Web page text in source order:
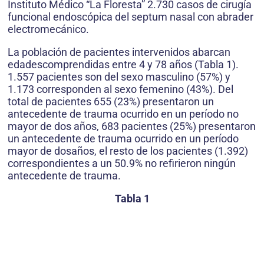
Instituto Médico “La Floresta” 2.730 casos de cirugía
funcional endoscópica del septum nasal con abrader
electromecánico.
La población de pacientes intervenidos abarcan
edadescomprendidas entre 4 y 78 años (Tabla 1).
1.557 pacientes son del sexo masculino (57%) y
1.173 corresponden al sexo femenino (43%). Del
total de pacientes 655 (23%) presentaron un
antecedente de trauma ocurrido en un período no
mayor de dos años, 683 pacientes (25%) presentaron
un antecedente de trauma ocurrido en un período
mayor de dosaños, el resto de los pacientes (1.392)
correspondientes a un 50.9% no refirieron ningún
antecedente de trauma.
Tabla 1